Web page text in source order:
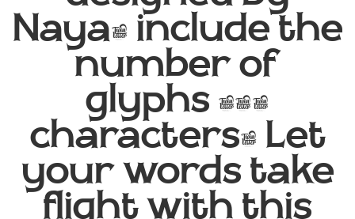
Naya, include the
number of
glyphs 413
characters. Let
your words take
flight with this